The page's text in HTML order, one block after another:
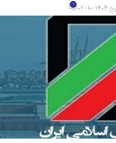
02
0